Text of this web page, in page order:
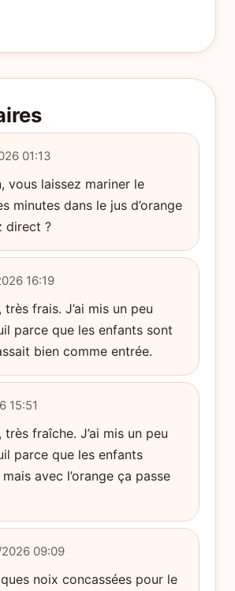
01:13
vous laissez mariner le
minutes dans le jus d’orange
direct ?
16:19
frais. J’ai mis un peu
parce que les enfants sont
bien comme entrée.
15:51
fraîche. J’ai mis un peu
parce que les enfants
avec l’orange ça passe
09:09
noix concassées pour le